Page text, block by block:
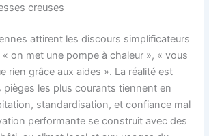
creuses
attirent les discours simplificateurs
on met une pompe à chaleur », « vous
rien grâce aux aides ». La réalité est
pièges les plus courants tiennent en
standardisation, et confiance mal
performante se construit avec des